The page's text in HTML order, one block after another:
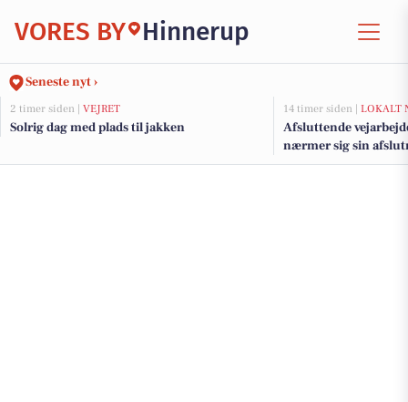
VORES BY Hinnerup
Seneste nyt ›
2 timer siden | VEJRET
Solrig dag med plads til jakken
14 timer siden | LOKALT
Afsluttende
nærmer sig sin